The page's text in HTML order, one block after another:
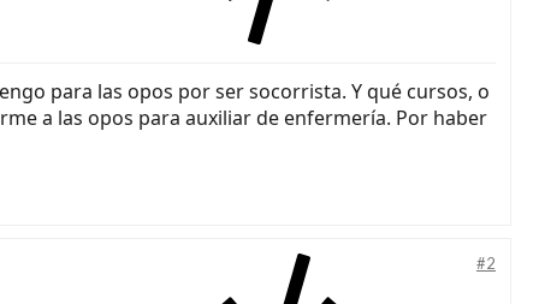
para las opos por ser socorrista. Y qué cursos, o
a las opos para auxiliar de enfermería. Por haber
#2